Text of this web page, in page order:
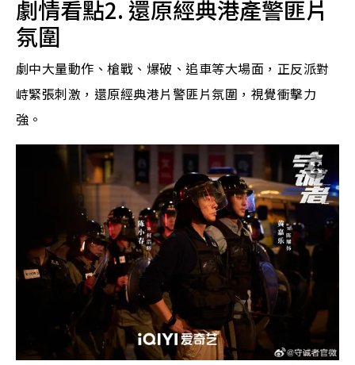
劇情看點2. 還原經典港產警匪片
氛圍
劇中大量動作、槍戰、爆破、追車等大場面，正反派對
峙緊張刺激，還原經典港片警匪片氛圍，視覺衝擊力
強。